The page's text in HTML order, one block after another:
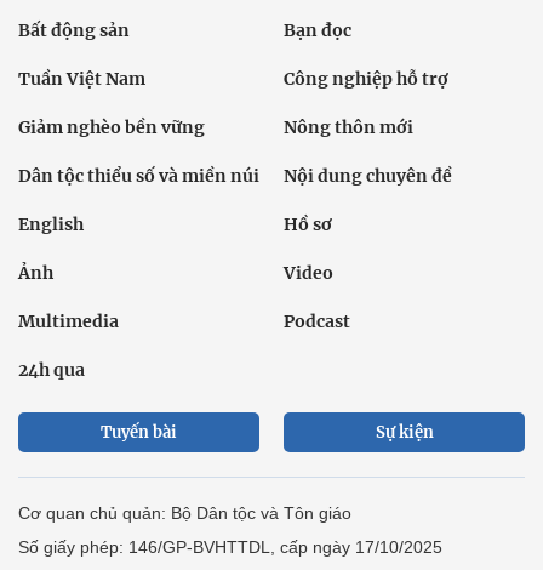
Bất động sản Bạn đọc
Tuần Việt Nam Công nghiệp hỗ trợ
Giảm nghèo bền vững Nông thôn mới
Dân tộc thiểu số và miền núi Nội dung chuyên đề
English Hồ sơ
Ảnh Video
Multimedia Podcast
24h qua
Tuyến bài Sự kiện
Cơ quan chủ quản: Bộ Dân tộc và Tôn giáo
Số giấy phép: 146/GP-BVHTTDL, cấp ngày 17/10/2025